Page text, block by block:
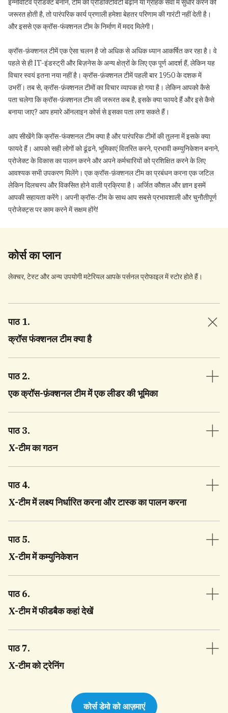
इन्नोवेटिव प्रोडक्ट बनाने, टीम की प्रोडक्टिविटी बढ़ाने या ग्राहक सेवा में सुधार करने की
जरूरत होती है, तो पारंपरिक कार्य प्रणाली हमेशा बेहतर परिणाम की गारंटी नहीं देती है।
और इससे एक क्रॉस-फंक्शनल टीम के निर्माण में मदद मिलेगी।
क्रॉस-फ़ंक्शनल टीमें एक ऐसा चलन है जो अधिक से अधिक ध्यान आकर्षित कर रहा है। वे
पहले से ही IT-इंडस्ट्री और बिज़नेस के अन्य क्षेत्रों के लिए एक पूर्ण आदर्श हैं, लेकिन यह
विचार स्वयं इतना नया नहीं है। क्रॉस-फ़ंक्शनल टीमें पहली बार 1950 के दशक में
उभरीं। तब से, क्रॉस-फ़ंक्शनल टीमों का विचार व्यापक हो गया है। लेकिन आपको कैसे
पता चलेगा कि क्रॉस-फ़ंक्शनल टीम की जरूरत कब है, इसके क्या फायदे हैं और इसे कैसे
बनाया जाए? आप हमारे ऑनलाइन कोर्स से इसका पता लगा सकते हैं।
आप सीखेंगे कि क्रॉस-फंक्शनल टीम क्या है और पारंपरिक टीमों की तुलना में इसके क्या
फायदे हैं। आपको सही लोगों को ढूंढने, भूमिकाएं वितरित करने, प्रभावी कम्युनिकेशन बनाने,
प्रोजेक्ट के विकास का पालन करने और अपने कर्मचारियों को प्रशिक्षित करने के लिए
आवश्यक सभी उपकरण मिलेंगे। एक क्रॉस-फ़ंक्शनल टीम का प्रबंधन करना एक जटिल
लेकिन दिलचस्प और विकसित होने वाली प्रक्रिया है। अर्जित कौशल और ज्ञान इसमें
आपकी सहायता करेंगे। अपनी क्रॉस-टीम के साथ आप सबसे प्रभावशाली और चुनौतीपूर्ण
प्रोजेक्ट्स पर काम करने में सक्षम होंगे!
कोर्स का प्लान
लेक्चर, टेस्ट और अन्य उपयोगी मटेरियल आपके पर्सनल प्रोफाइल में स्टोर होते हैं।
पाठ 1.
क्रॉस फंक्शनल टीम क्या है
पाठ 2.
एक क्रॉस-फ़ंक्शनल टीम में एक लीडर की भूमिका
पाठ 3.
X-टीम का गठन
पाठ 4.
X-टीम में लक्ष्य निर्धारित करना और टास्क का पालन करना
पाठ 5.
X-टीम में कम्युनिकेशन
पाठ 6.
X-टीम में फीडबैक कहां देखें
पाठ 7.
X-टीम को ट्रेनिंग
कोर्स डेमो को आज़माएं